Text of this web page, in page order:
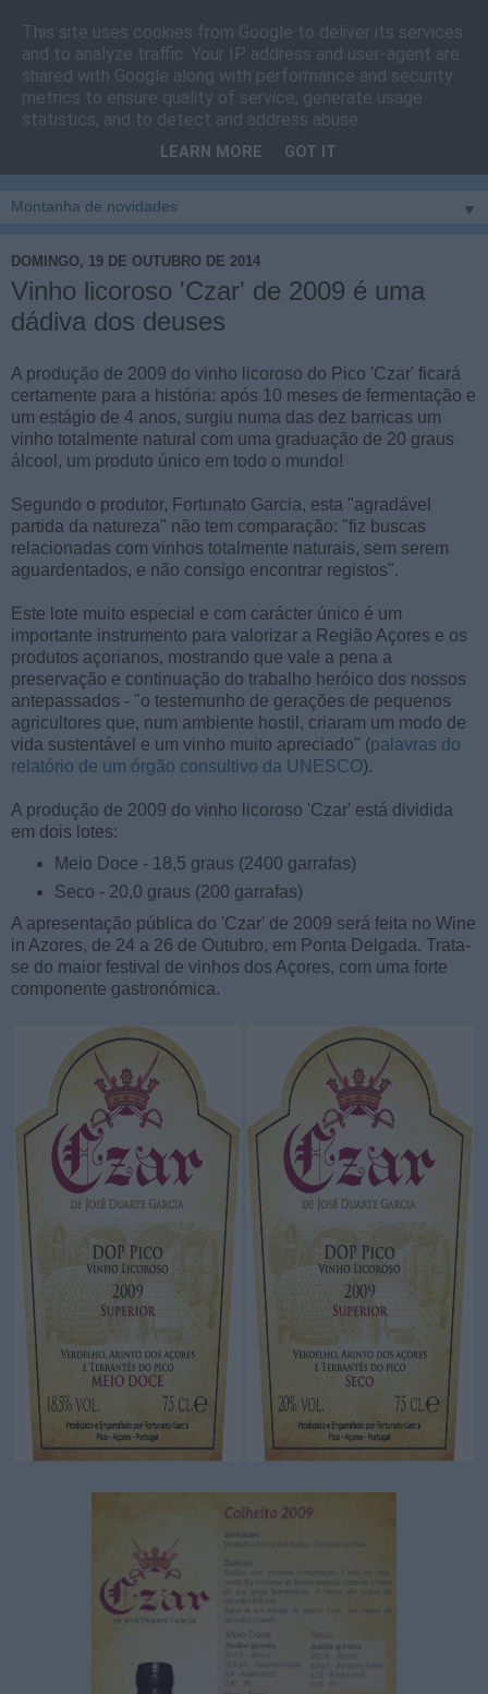
Cais do Pico
Blog sobre um pouco de tudo relacionado com a ilha
vila e ao concelho de São Roque do Pico
▼
DOMINGO, 19 DE OUTUBRO DE 2014
Vinho licoroso 'Czar' de 2009 é uma
dádiva dos deuses
A produção de 2009 do vinho licoroso do Pico 'Czar' ficará
certamente para a história: após 10 meses de fermentação e
um estágio de 4 anos, surgiu numa das dez barricas um
vinho totalmente natural com uma graduação de 20 graus
álcool, um produto único em todo o mundo!
Segundo o produtor, Fortunato Garcia, esta "agradável
partida da natureza" não tem comparação: "fiz buscas
relacionadas com vinhos totalmente naturais, sem serem
aguardentados, e não consigo encontrar registos".
Este lote muito especial e com carácter único é um
importante instrumento para valorizar a Região Açores e os
produtos açorianos, mostrando que vale a pena a
preservação e continuação do trabalho heróico dos nossos
antepassados - "o testemunho de gerações de pequenos
agricultores que, num ambiente hostil, criaram um modo de
vida sustentável e um vinho muito apreciado" (palavras do
relatório de um órgão consultivo da UNESCO).
A produção de 2009 do vinho licoroso 'Czar' está dividida
em dois lotes:
Meio Doce - 18,5 graus (2400 garrafas)
Seco - 20,0 graus (200 garrafas)
A apresentação pública do 'Czar' de 2009 será feita no Wine
in Azores, de 24 a 26 de Outubro, em Ponta Delgada. Trata-
se do maior festival de vinhos dos Açores, com uma forte
componente gastronómica.
This site uses cookies from Google to deliver its services
and to analyze traffic. Your IP address and user-agent are
shared with Google along with performance and security
metrics to ensure quality of service, generate usage
statistics, and to detect and address abuse.
LEARN MORE GOT IT